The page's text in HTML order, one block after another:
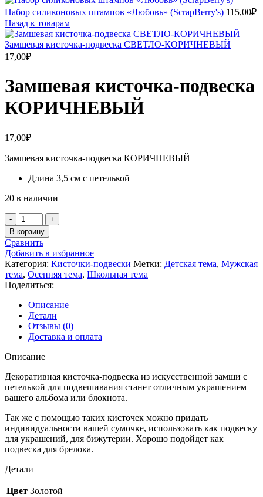
Набор силиконовых штампов «Любовь» (ScrapBerry's) 115,00₽
Назад к товарам
Замшевая кисточка-подвеска СВЕТЛО-КОРИЧНЕВЫЙ
17,00₽
Замшевая кисточка-подвеска
КОРИЧНЕВЫЙ
17,00₽
Замшевая кисточка-подвеска КОРИЧНЕВЫЙ
Длина 3,5 см с петелькой
20 в наличии
Количество
товара
Замшевая
кисточка-
подвеска
КОРИЧНЕВЫЙ
В корзину
Сравнить
Добавить в избранное
Категория: Кисточки-подвески Метки: Детская тема, Мужская
тема, Осенняя тема, Школьная тема
Поделиться:
Описание
Детали
Отзывы (0)
Доставка и оплата
Описание
Декоративная кисточка-подвеска из искусственной замши с
петелькой для подвешивания станет отличным украшением
вашего альбома или блокнота.
Так же с помощью таких кисточек можно придать
индивидуальности вашей сумочке, использовать как подвеску
для украшений, для бижутерии. Хорошо подойдет как
подвеска для брелока.
Детали
Цвет Золотой